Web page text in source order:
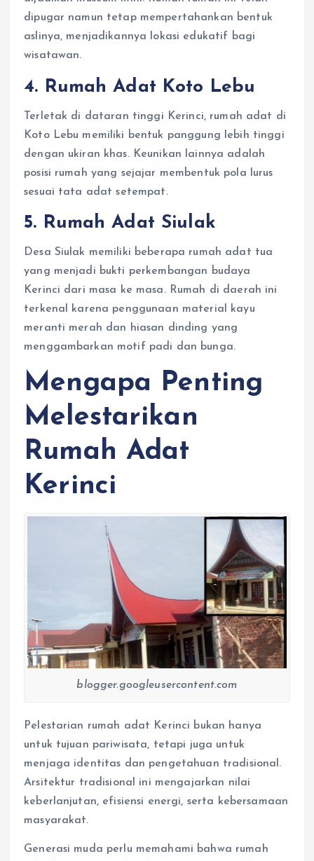
dipugar namun tetap mempertahankan bentuk
aslinya, menjadikannya lokasi edukatif bagi
wisatawan.
4. Rumah Adat Koto Lebu
Terletak di dataran tinggi Kerinci, rumah adat di
Koto Lebu memiliki bentuk panggung lebih tinggi
dengan ukiran khas. Keunikan lainnya adalah
posisi rumah yang sejajar membentuk pola lurus
sesuai tata adat setempat.
5. Rumah Adat Siulak
Desa Siulak memiliki beberapa rumah adat tua
yang menjadi bukti perkembangan budaya
Kerinci dari masa ke masa. Rumah di daerah ini
terkenal karena penggunaan material kayu
meranti merah dan hiasan dinding yang
menggambarkan motif padi dan bunga.
Mengapa Penting
Melestarikan
Rumah Adat
Kerinci
blogger.googleusercontent.com
Pelestarian rumah adat Kerinci bukan hanya
untuk tujuan pariwisata, tetapi juga untuk
menjaga identitas dan pengetahuan tradisional.
Arsitektur tradisional ini mengajarkan nilai
keberlanjutan, efisiensi energi, serta kebersamaan
masyarakat.
Generasi muda perlu memahami bahwa rumah